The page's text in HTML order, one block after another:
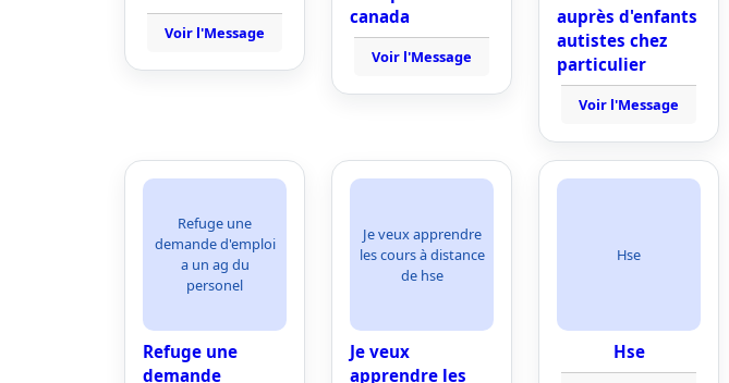
Voir l'Message
canada
Voir l'Message
auprès d'enfants
autistes chez
particulier
Voir l'Message
Refuge une
demande d'emploi
a un ag du
personel
Refuge une
demande
Je veux apprendre
les cours à distance
de hse
Je veux
apprendre les
Hse
Hse